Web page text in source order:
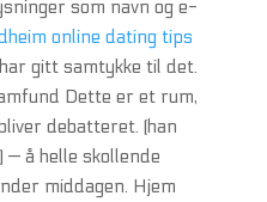
som navn og e-
online dating tips
gitt samtykke til det.
Dette er et rum,
debatteret. (han
— å helle skollende
middagen. Hjem